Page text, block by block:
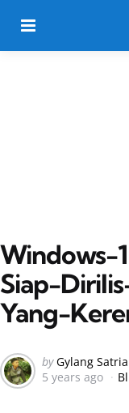
Windows-
Siap-
Yang-
Posted
by
by Gylang Satria
5 years ago